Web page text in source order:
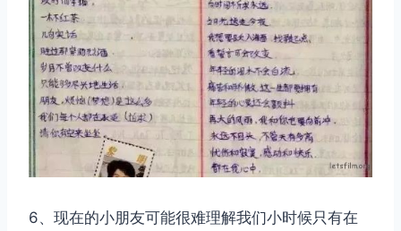
6、现在的小朋友可能很难理解我们小时候只有在